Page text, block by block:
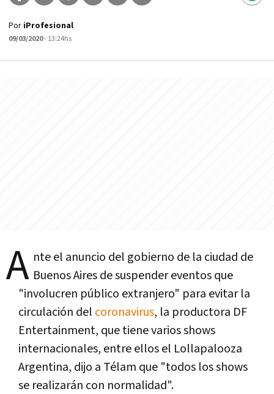
Por iProfesional
09/03/2020- 13:24hs
A nte el anuncio del gobierno de la ciudad de
Buenos Aires de suspender eventos que
"involucren público extranjero" para evitar la
circulación del coronavirus, la productora DF
Entertainment, que tiene varios shows
internacionales, entre ellos el Lollapalooza
Argentina, dijo a Télam que "todos los shows
se realizarán con normalidad".